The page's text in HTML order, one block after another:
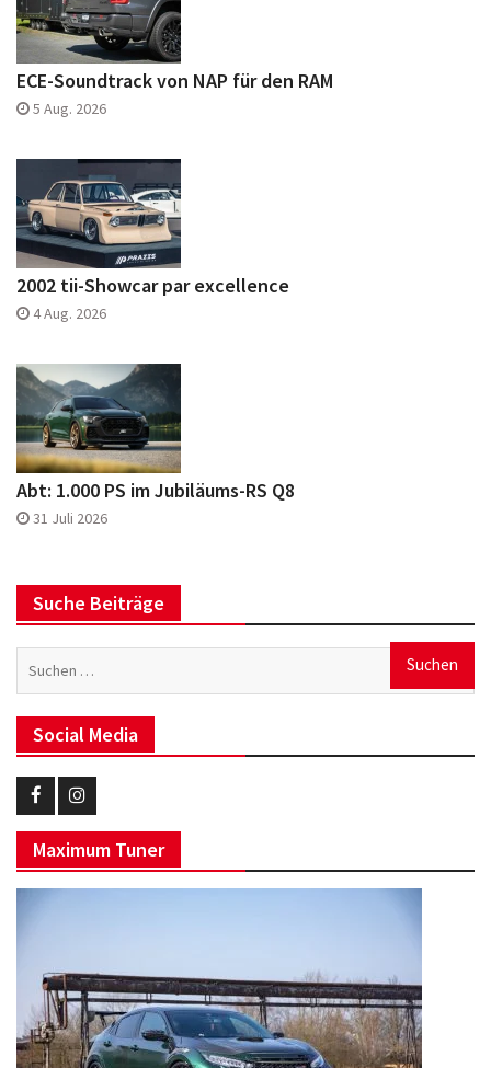
ECE-Soundtrack von NAP für den RAM
5 Aug. 2026
2002 tii-Showcar par excellence
4 Aug. 2026
Abt: 1.000 PS im Jubiläums-RS Q8
31 Juli 2026
Suche Beiträge
Suchen
nach:
Social Media
FacebookInstagram
Maximum Tuner